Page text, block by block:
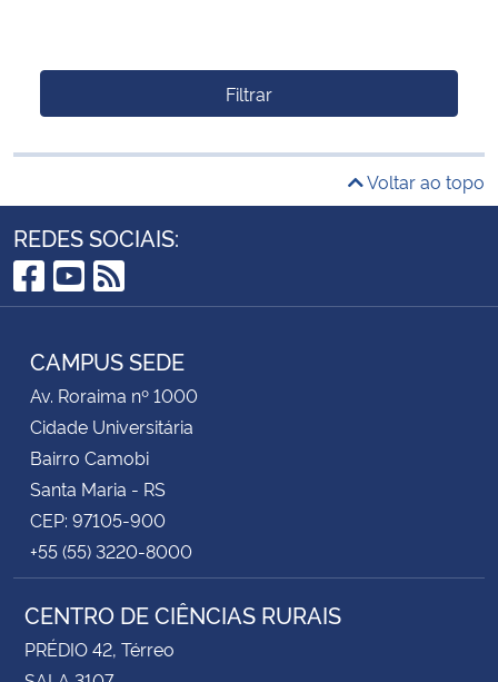
Filtrar
Voltar ao topo
REDES SOCIAIS:
Facebook
YouTube
RSS
CAMPUS SEDE
Av. Roraima nº 1000
Cidade Universitária
Bairro Camobi
Santa Maria - RS
CEP: 97105-900
+55 (55) 3220-8000
CENTRO DE CIÊNCIAS RURAIS
PRÉDIO 42, Térreo